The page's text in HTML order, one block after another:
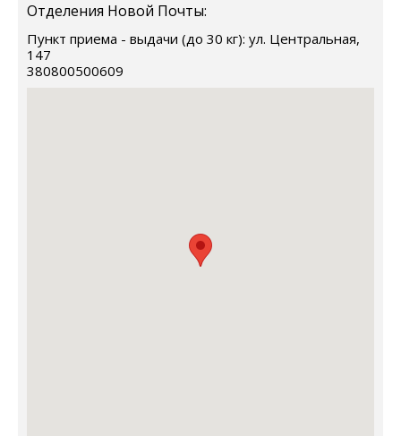
Отделения Новой Почты:
Пункт приема - выдачи (до 30 кг): ул. Центральная,
147
380800500609